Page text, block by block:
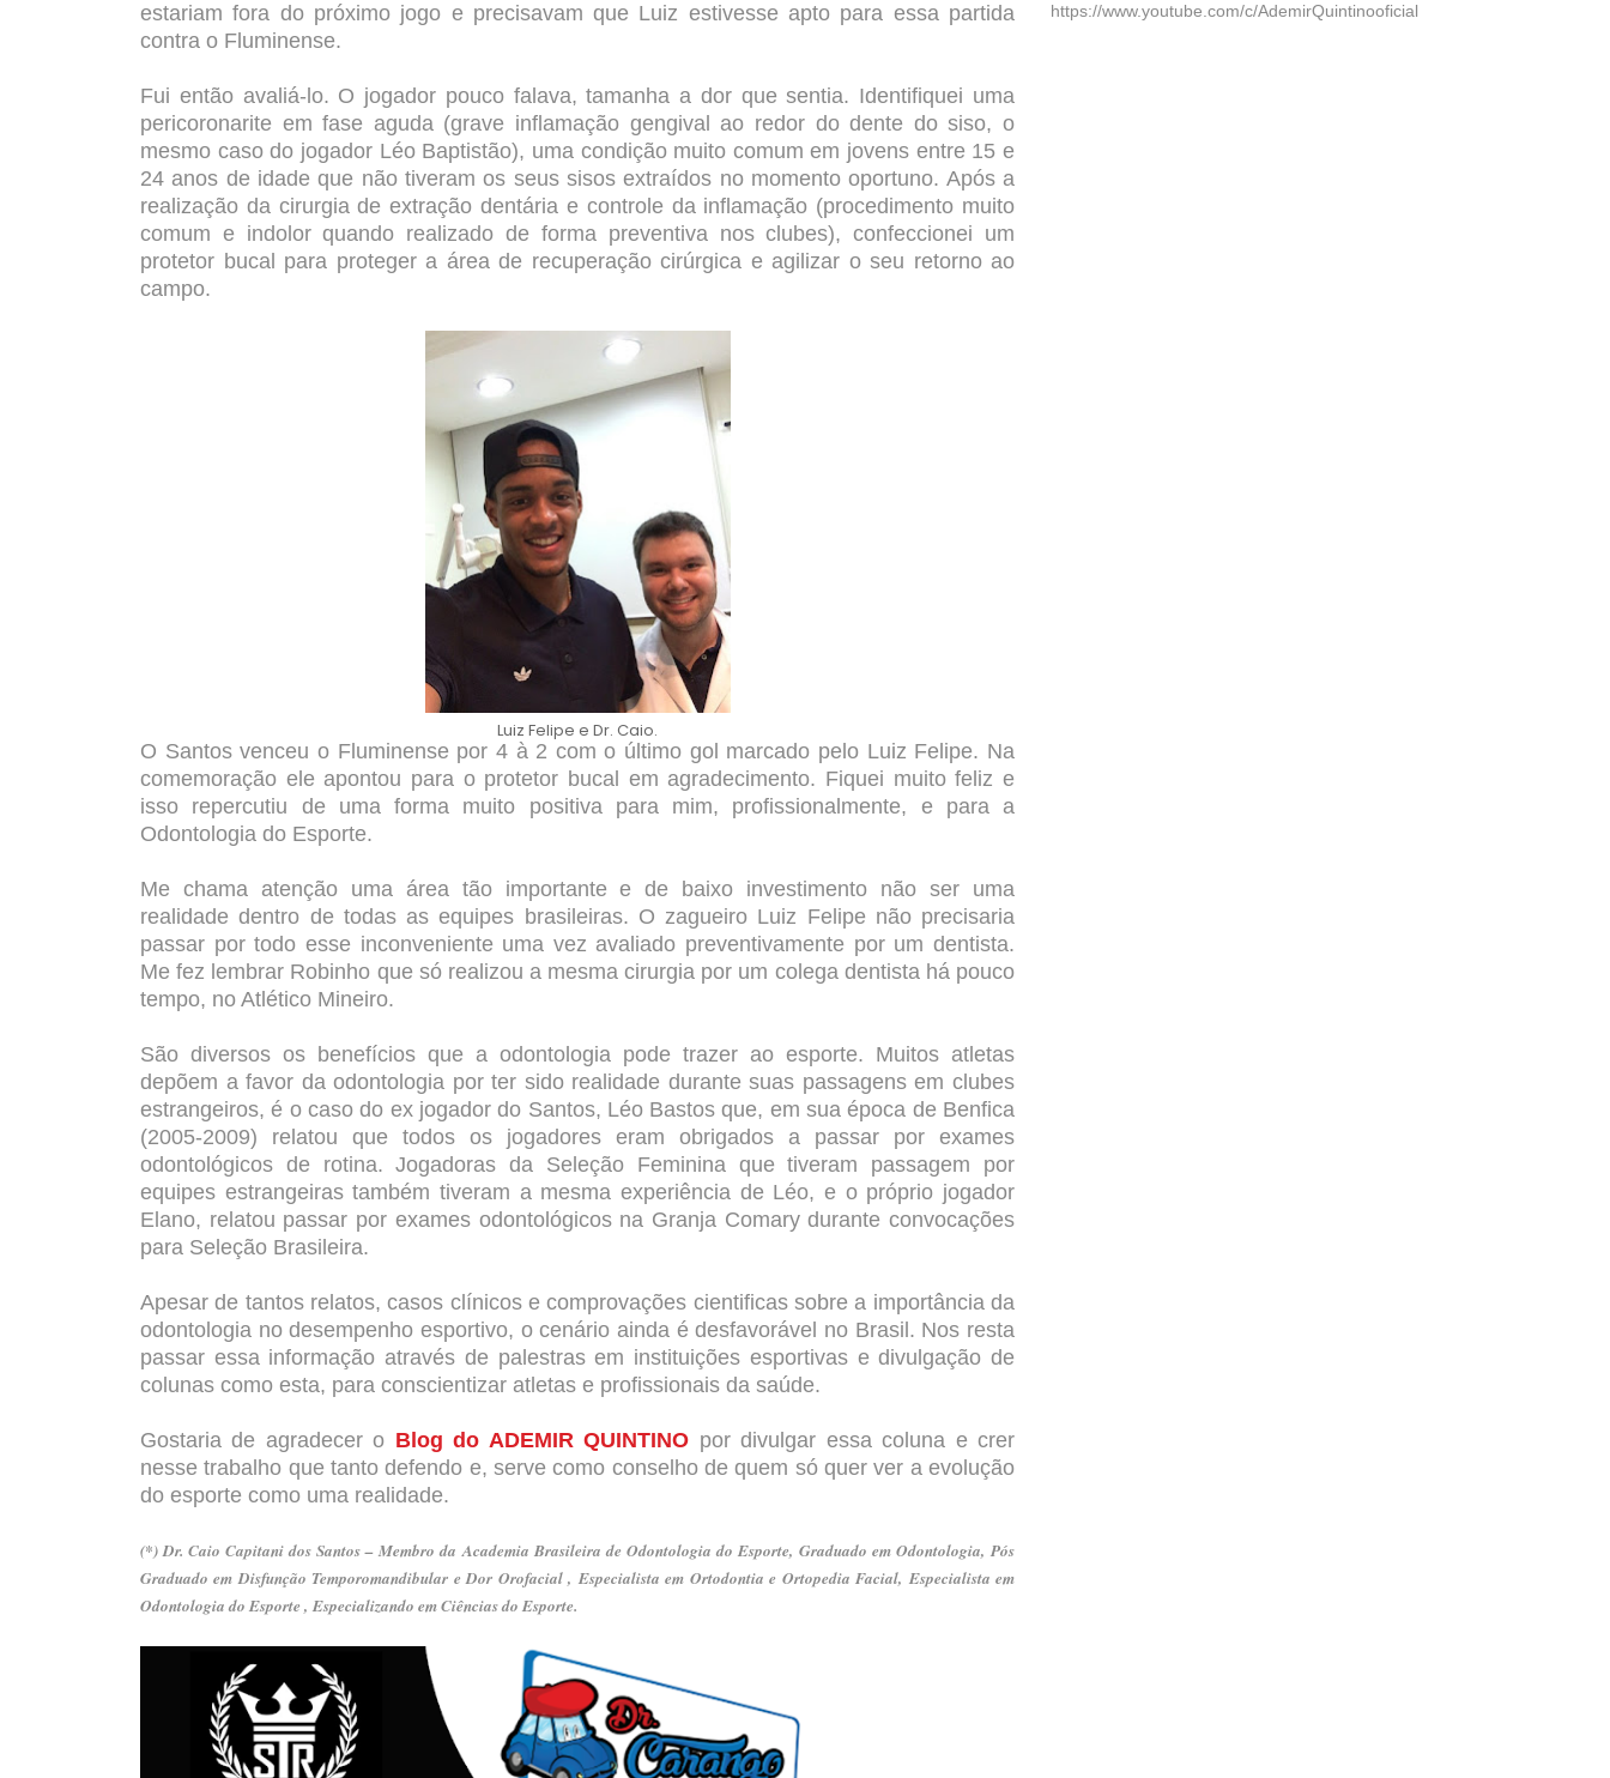
estariam fora do próximo jogo e precisavam que Luiz estivesse apto para essa partida
contra o Fluminense.
Fui então avaliá-lo. O jogador pouco falava, tamanha a dor que sentia. Identifiquei uma
pericoronarite em fase aguda (grave inflamação gengival ao redor do dente do siso, o
mesmo caso do jogador Léo Baptistão), uma condição muito comum em jovens entre 15 e
24 anos de idade que não tiveram os seus sisos extraídos no momento oportuno. Após a
realização da cirurgia de extração dentária e controle da inflamação (procedimento muito
comum e indolor quando realizado de forma preventiva nos clubes), confeccionei um
protetor bucal para proteger a área de recuperação cirúrgica e agilizar o seu retorno ao
campo.
Luiz Felipe e Dr. Caio.
O Santos venceu o Fluminense por 4 à 2 com o último gol marcado pelo Luiz Felipe. Na
comemoração ele apontou para o protetor bucal em agradecimento. Fiquei muito feliz e
isso repercutiu de uma forma muito positiva para mim, profissionalmente, e para a
Odontologia do Esporte.
Me chama atenção uma área tão importante e de baixo investimento não ser uma
realidade dentro de todas as equipes brasileiras. O zagueiro Luiz Felipe não precisaria
passar por todo esse inconveniente uma vez avaliado preventivamente por um dentista.
Me fez lembrar Robinho que só realizou a mesma cirurgia por um colega dentista há pouco
tempo, no Atlético Mineiro.
São diversos os benefícios que a odontologia pode trazer ao esporte. Muitos atletas
depõem a favor da odontologia por ter sido realidade durante suas passagens em clubes
estrangeiros, é o caso do ex jogador do Santos, Léo Bastos que, em sua época de Benfica
(2005-2009) relatou que todos os jogadores eram obrigados a passar por exames
odontológicos de rotina. Jogadoras da Seleção Feminina que tiveram passagem por
equipes estrangeiras também tiveram a mesma experiência de Léo, e o próprio jogador
Elano, relatou passar por exames odontológicos na Granja Comary durante convocações
para Seleção Brasileira.
Apesar de tantos relatos, casos clínicos e comprovações cientificas sobre a importância da
odontologia no desempenho esportivo, o cenário ainda é desfavorável no Brasil. Nos resta
passar essa informação através de palestras em instituições esportivas e divulgação de
colunas como esta, para conscientizar atletas e profissionais da saúde.
Gostaria de agradecer o Blog do ADEMIR QUINTINO por divulgar essa coluna e crer
nesse trabalho que tanto defendo e, serve como conselho de quem só quer ver a evolução
do esporte como uma realidade.
(*) Dr. Caio Capitani dos Santos – Membro da Academia Brasileira de Odontologia do Esporte, Graduado em Odontologia,Pós
Graduado em Disfunção Temporomandibular e Dor Orofacial , Especialista em Ortodontia e Ortopedia Facial, Especialista em
Odontologia do Esporte , Especializando em Ciências do Esporte.
https://www.youtube.com/c/AdemirQuintinooficial